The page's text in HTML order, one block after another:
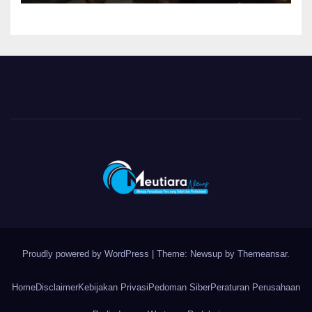
Proudly powered by WordPress Theme: Newsup by Themeansar.
HomeDisclaimerKebijakan Privasi Pedoman SiberPeraturan Perusahaan